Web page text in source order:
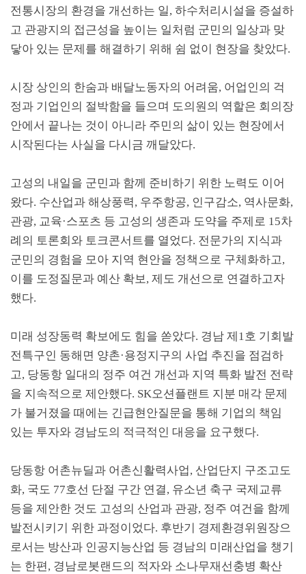
전통시장의 환경을 개선하는 일, 하수처리시설을 증설하
고 관광지의 접근성을 높이는 일처럼 군민의 일상과 맞
닿아 있는 문제를 해결하기 위해 쉼 없이 현장을 찾았다.
시장 상인의 한숨과 배달노동자의 어려움, 어업인의 걱
정과 기업인의 절박함을 들으며 도의원의 역할은 회의장
안에서 끝나는 것이 아니라 주민의 삶이 있는 현장에서
시작된다는 사실을 다시금 깨달았다.
고성의 내일을 군민과 함께 준비하기 위한 노력도 이어
왔다. 수산업과 해상풍력, 우주항공, 인구감소, 역사문화,
관광, 교육·스포츠 등 고성의 생존과 도약을 주제로 15차
례의 토론회와 토크콘서트를 열었다. 전문가의 지식과
군민의 경험을 모아 지역 현안을 정책으로 구체화하고,
이를 도정질문과 예산 확보, 제도 개선으로 연결하고자
했다.
미래 성장동력 확보에도 힘을 쏟았다. 경남 제 1호 기회발
전특구인 동해면 양촌·용정지구의 사업 추진을 점검하
고, 당동항 일대의 정주 여건 개선과 지역 특화 발전 전략
을 지속적으로 제안했다. SK오션플랜트 지분 매각 문제
가 불거졌을 때에는 긴급현안질문을 통해 기업의 책임
있는 투자와 경남도의 적극적인 대응을 요구했다.
당동항 어촌뉴딜과 어촌신활력사업, 산업단지 구조고도
화, 국도 77호선 단절 구간 연결 , 유소년 축구 국제교류
등을 제안한 것도 고성의 산업과 관광, 정주 여건을 함께
발전시키기 위한 과정이었다. 후반기 경제환경위원장으
로서는 방산과 인공지능산업 등 경남의 미래산업을 챙기
는 한편, 경남로봇랜드의 적자와 소나무재선충병 확산